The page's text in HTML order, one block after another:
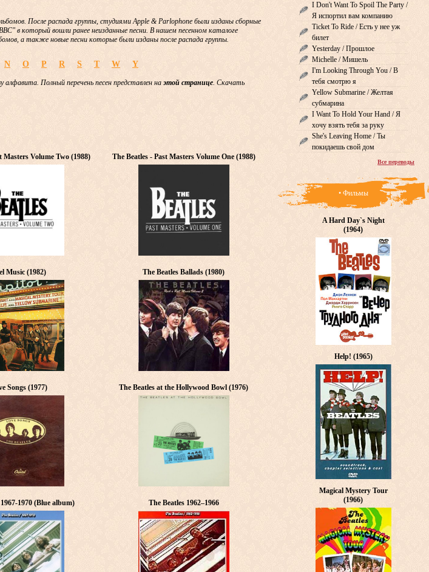
После распада группы, студиями Apple & Parlophone были изданы сборные
в который вошли ранее неизданные песни. В нашем песенном каталоге
а также новые песни которые были изданы после распада группы.
N O P R S T W Y
Полный перечень песен представлен наэтой странице. Скачать
Masters Volume Two (1988) The Beatles - Past Masters Volume One (1988)
Music (1982) The Beatles Ballads (1980)
Songs (1977) The Beatles at the Hollywood Bowl (1976)
1970 (Blue album) The Beatles 1962–1966
I Don't Want To Spoil The Party /
Я испортил вам компанию
Ticket To Ride / Есть у нее уж
билет
Yesterday / Прошлое
Michelle / Мишель
I'm Looking Through You / В
тебя смотрю я
Yellow Submarine / Желтая
субмарина
I Want To Hold Your Hand / Я
хочу взять тебя за руку
She's Leaving Home / Ты
покидаешь свой дом
Все переводы
• Фильмы
A Hard Day`s Night
(1964)
Help! (1965)
Magical Mystery Tour
(1966)